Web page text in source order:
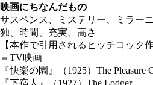
映画にちなんだもの
サスペンス、ミステリー、ミラー
独、時間、充実、高さ
【本作で引用されるヒッチコッ
＝TV映画
『快楽の園』（1925）The Pleasure
『下宿人』（1927）The Lodger